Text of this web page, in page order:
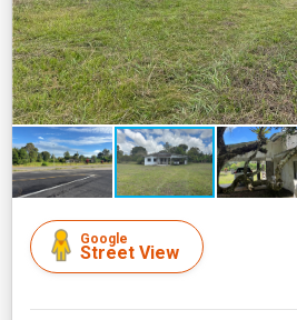
Google
Street View